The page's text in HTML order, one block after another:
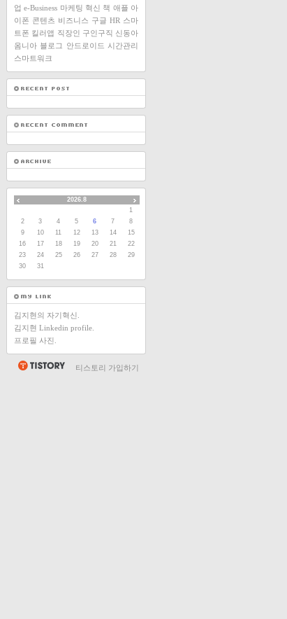
업 e-Business 마케팅 혁신 책 애플 아
이폰 콘텐츠 비즈니스 구글 HR 스마
트폰 킬러앱 직장인 구인구직 신동아
옴니아 블로그 안드로이드 시간관리
스마트워크
2026.8
1
2
3 4 5 6 7
8
9
10 11 12 13 14
15
16
17 18 19 20 21
22
23
24 25 26 27 28
29
30
31
김지현의 자기혁신.
김지현 Linkedin profile.
프로필 사진.
티스토리 가입하기